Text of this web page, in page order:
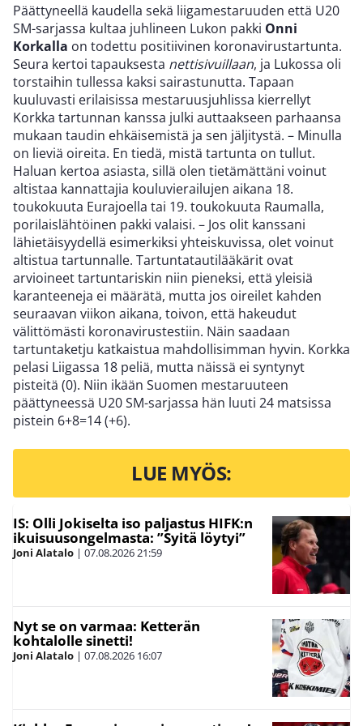
Päättyneellä kaudella sekä liigamestaruuden että U20
SM-sarjassa kultaa juhlineen Lukon pakki Onni
Korkalla on todettu positiivinen koronavirustartunta.
Seura kertoi tapauksesta nettisivuillaan, ja Lukossa oli
torstaihin tullessa kaksi sairastunutta. Tapaan
kuuluvasti erilaisissa mestaruusjuhlissa kierrellyt
Korkka tartunnan kanssa julki auttaakseen parhaansa
mukaan taudin ehkäisemistä ja sen jäljitystä. – Minulla
on lieviä oireita. En tiedä, mistä tartunta on tullut.
Haluan kertoa asiasta, sillä olen tietämättäni voinut
altistaa kannattajia kouluvierailujen aikana 18.
toukokuuta Eurajoella tai 19. toukokuuta Raumalla,
porilaislähtöinen pakki valaisi. – Jos olit kanssani
lähietäisyydellä esimerkiksi yhteiskuvissa, olet voinut
altistua tartunnalle. Tartuntatautilääkärit ovat
arvioineet tartuntariskin niin pieneksi, että yleisiä
karanteeneja ei määrätä, mutta jos oireilet kahden
seuraavan viikon aikana, toivon, että hakeudut
välittömästi koronavirustestiin. Näin saadaan
tartuntaketju katkaistua mahdollisimman hyvin. Korkka
pelasi Liigassa 18 peliä, mutta näissä ei syntynyt
pisteitä (0). Niin ikään Suomen mestaruuteen
päättyneessä U20 SM-sarjassa hän luuti 24 matsissa
pistein 6+8=14 (+6).
LUE MYÖS:
IS: Olli Jokiselta iso paljastus HIFK:n
ikuisuusongelmasta: ”Syitä löytyi”
Joni Alatalo | 07.08.202621:59
Nyt se on varmaa: Ketterän
kohtalolle sinetti!
Joni Alatalo | 07.08.2026 16:07